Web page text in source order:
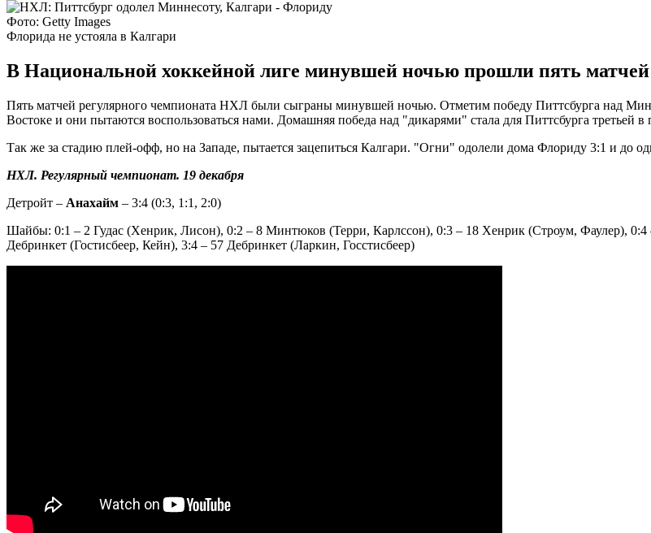
Фото: Getty Images
Флорида не устояла в Калгари
В Национальной хоккейной лиге минувшей ночью прошли пять матчей
Пять матчей регулярного чемпионата НХЛ были сыграны минувшей ночью. Отметим победу Питтсбурга над
Востоке и они пытаются воспользоваться нами. Домашняя победа над "дикарями" стала для Питтсбурга третьей
Так же за стадию плей-офф, но на Западе, пытается зацепиться Калгари. "Огни" одолели дома Флориду 3:1 и до
НХЛ. Регулярный чемпионат. 19 декабря
Детройт – Анахайм – 3:4 (0:3, 1:1, 2:0)
Шайбы: 0:1 – 2 Гудас (Хенрик, Лисон), 0:2 – 8 Минтюков (Терри, Карлссон), 0:3 – 18 Хенрик (Строум, Фаулер),
Дебринкет (Гостисбеер, Кейн), 3:4 – 57 Дебринкет (Ларкин, Госстисбеер)